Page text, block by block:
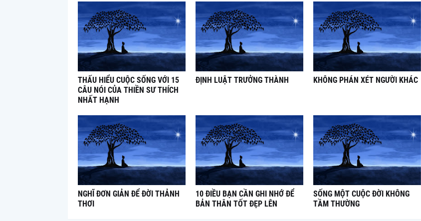
THẤU HIỂU CUỘC SỐNG VỚI 15
CÂU NÓI CỦA THIỀN SƯ THÍCH
NHẤT HẠNH
ĐỊNH LUẬT TRƯỞNG THÀNH KHÔNG PHÁN XÉT NGƯỜI KHÁC
NGHĨ ĐƠN GIẢN ĐỂ ĐỜI THẢNH
THƠI
10 ĐIỀU BẠN CẦN GHI NHỚ ĐỂ
BẢN THÂN TỐT ĐẸP LÊN
SỐNG MỘT CUỘC ĐỜI KHÔNG
TẦM THƯỜNG